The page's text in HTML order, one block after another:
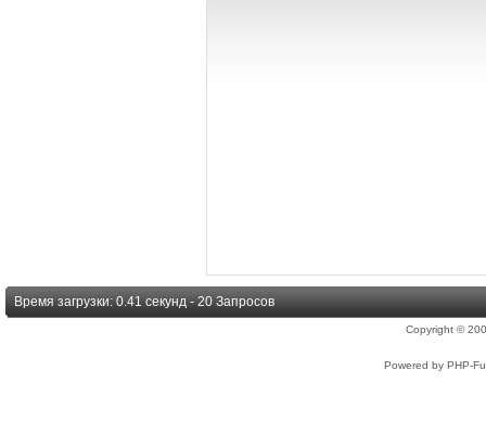
Время загрузки: 0.41 секунд - 20 Запросов
Copyright ©
Powered by PHP-